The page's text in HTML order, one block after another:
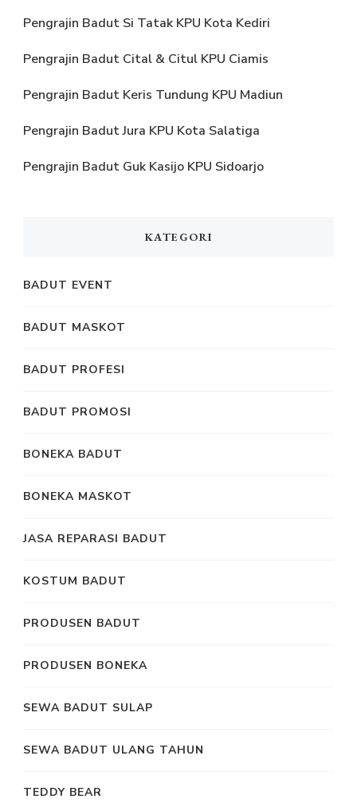
Pengrajin Badut Si Tatak KPU Kota Kediri
Pengrajin Badut Cital & Citul KPU Ciamis
Pengrajin Badut Keris Tundung KPU Madiun
Pengrajin Badut Jura KPU Kota Salatiga
Pengrajin Badut Guk Kasijo KPU Sidoarjo
KATEGORI
BADUT EVENT
BADUT MASKOT
BADUT PROFESI
BADUT PROMOSI
BONEKA BADUT
BONEKA MASKOT
JASA REPARASI BADUT
KOSTUM BADUT
PRODUSEN BADUT
PRODUSEN BONEKA
SEWA BADUT SULAP
SEWA BADUT ULANG TAHUN
TEDDY BEAR